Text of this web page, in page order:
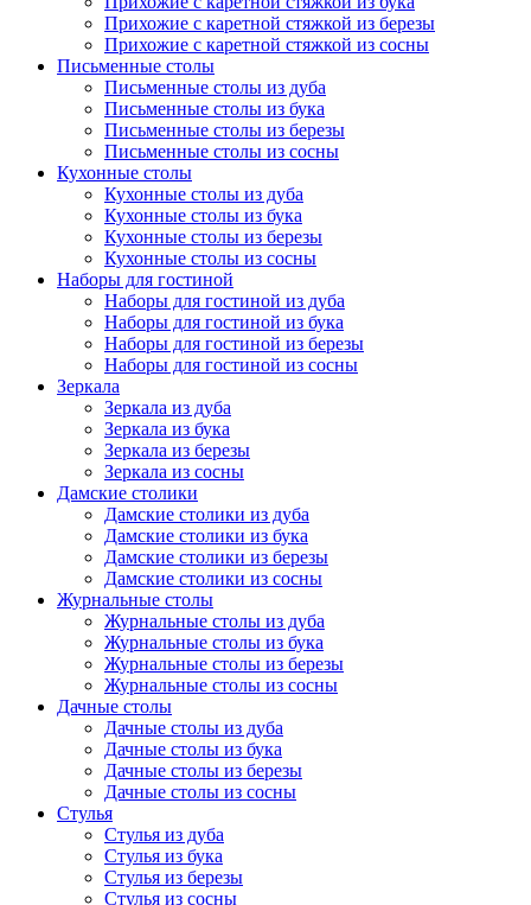
Прихожие с каретной стяжкой из березы
Прихожие с каретной стяжкой из сосны
Письменные столы
Письменные столы из дуба
Письменные столы из бука
Письменные столы из березы
Письменные столы из сосны
Кухонные столы
Кухонные столы из дуба
Кухонные столы из бука
Кухонные столы из березы
Кухонные столы из сосны
Наборы для гостиной
Наборы для гостиной из дуба
Наборы для гостиной из бука
Наборы для гостиной из березы
Наборы для гостиной из сосны
Зеркала
Зеркала из дуба
Зеркала из бука
Зеркала из березы
Зеркала из сосны
Дамские столики
Дамские столики из дуба
Дамские столики из бука
Дамские столики из березы
Дамские столики из сосны
Журнальные столы
Журнальные столы из дуба
Журнальные столы из бука
Журнальные столы из березы
Журнальные столы из сосны
Дачные столы
Дачные столы из дуба
Дачные столы из бука
Дачные столы из березы
Дачные столы из сосны
Стулья
Стулья из дуба
Стулья из бука
Стулья из березы
Стулья из сосны